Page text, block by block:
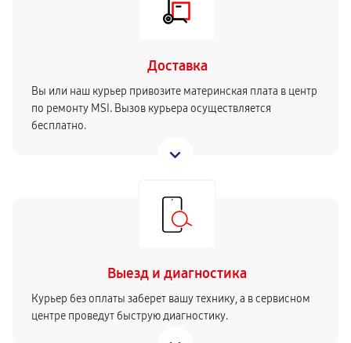
Доставка
Вы или наш курьер привозите материнская плата в центр
по ремонту MSI. Вызов курьера осуществляется
бесплатно.
Выезд и диагностика
Курьер без оплаты заберет вашу технику, а в сервисном
центре проведут быструю диагностику.